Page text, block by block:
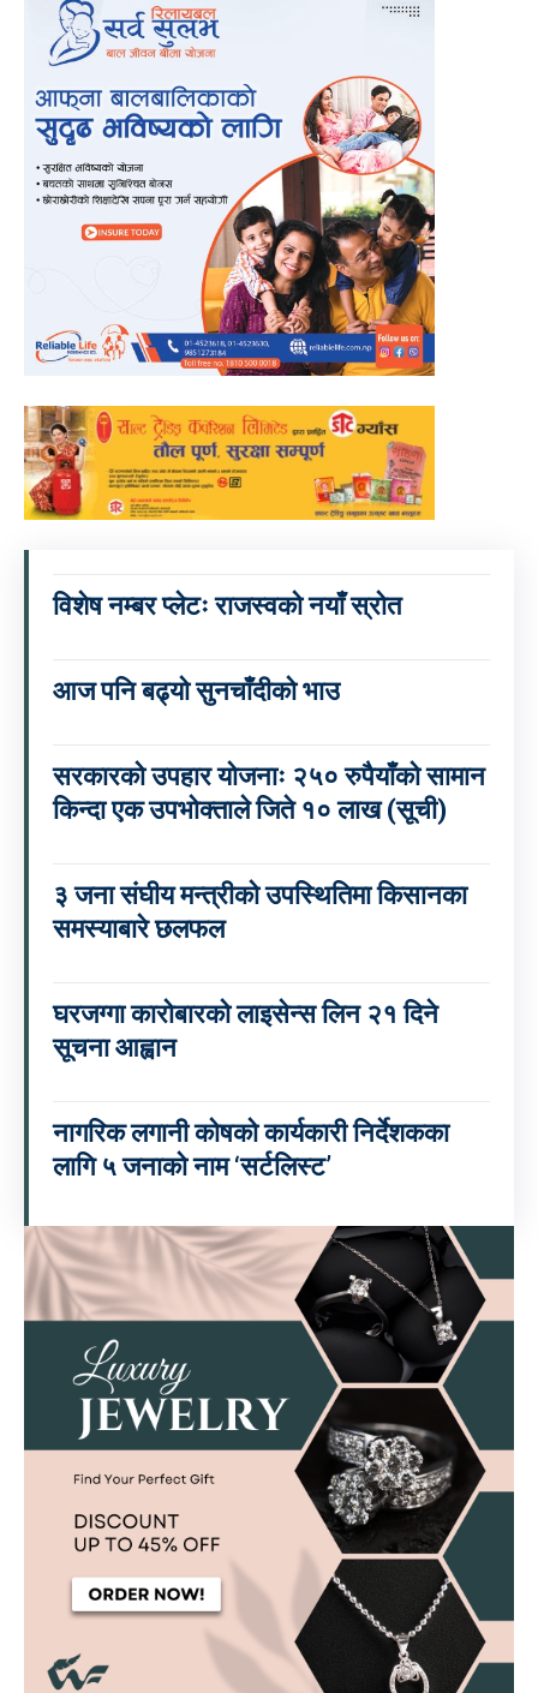
विशेष नम्बर प्लेटः राजस्वको नयाँ स्रोत
आज पनि बढ्यो सुनचाँदीको भाउ
सरकारको उपहार योजनाः २५० रुपैयाँको सामान
किन्दा एक उपभोक्ताले जिते १० लाख (सूची)
३ जना संघीय मन्त्रीको उपस्थितिमा किसानका
समस्याबारे छलफल
घरजग्गा कारोबारको लाइसेन्स लिन २१ दिने
सूचना आह्वान
नागरिक लगानी कोषको कार्यकारी निर्देशकका
लागि ५ जनाको नाम ‘सर्टलिस्ट’